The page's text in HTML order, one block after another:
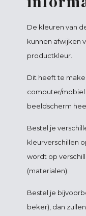
De kleuren van
kunnen afwijken
productkleur.
Dit heeft te
computer/mobiel
beeldscherm
Bestel je
kleurverschillen
wordt op
(materialen).
Bestel je
beker), dan